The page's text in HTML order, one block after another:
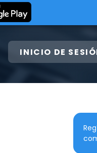
INICIO DE